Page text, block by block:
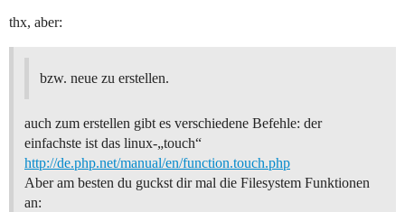
thx, aber:
bzw. neue zu erstellen.
auch zum erstellen gibt es verschiedene Befehle: der
einfachste ist das linux-„touch“
http://de.php.net/manual/en/function.touch.php
Aber am besten du guckst dir mal die Filesystem Funktionen
an: